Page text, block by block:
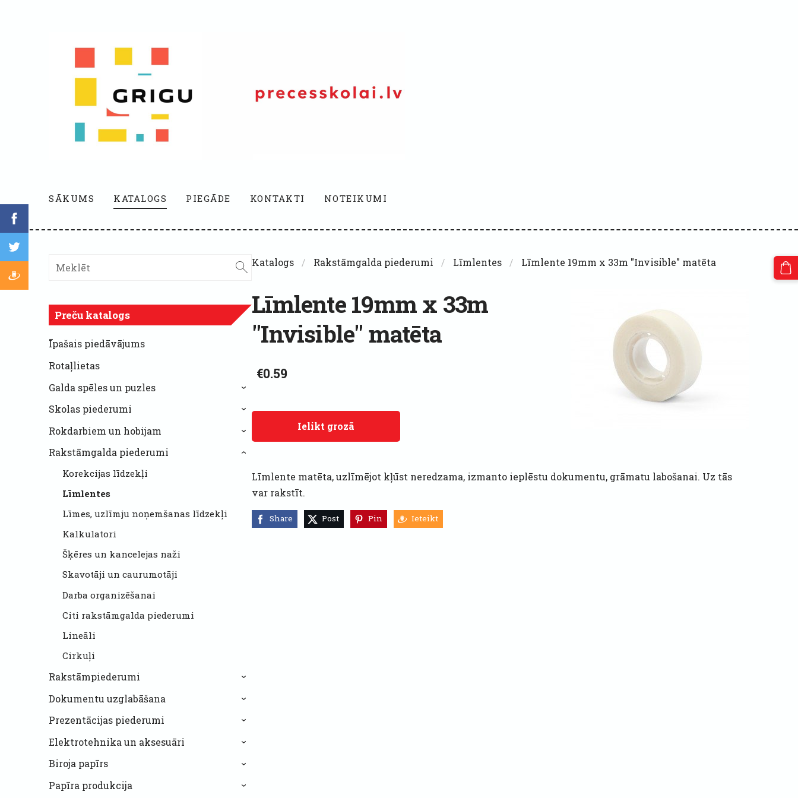
SĀKUMS KATALOGS PIEGĀDE KONTAKTI NOTEIKUMI
Preču katalogs
Īpašais piedāvājums
Rotaļlietas
Galda spēles un puzles
›
Skolas piederumi ›
Rokdarbiem un hobijam ›
Rakstāmgalda piederumi
Korekcijas līdzekļi
Līmlentes
Līmes, uzlīmju noņemšanas līdzekļi
Kalkulatori
Šķēres un kancelejas naži
Skavotāji un caurumotāji
Darba organizēšanai
Citi rakstāmgalda piederumi
Lineāli
Cirkuļi
›
Rakstāmpiederumi ›
Dokumentu uzglabāšana ›
Prezentācijas piederumi ›
Elektrotehnika un aksesuāri ›
Biroja papīrs ›
Papīra produkcija ›
Katalogs Rakstāmgalda piederumi Līmlentes Līmlente 19mm x 33m "Invisible" matēta
Līmlente 19mm x 33m
"Invisible" matēta
€0.59
Ielikt grozā
Līmlente matēta, uzlīmējot kļūst neredzama, izmanto ieplēstu dokumentu, grāmatu labošanai. Uz tās
var rakstīt.
Share Post Pin Ieteikt